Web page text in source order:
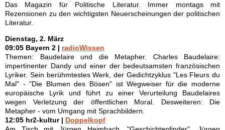
Das Magazin für Politische Literatur. Immer montags mit
Rezensionen zu den wichtigsten Neuerscheinungen der politischen
Literatur.
Dienstag, 2. März
09:05 Bayern 2 | radioWissen
Themen: Baudelaire und die Metapher. Charles Baudelaire:
impertinenter Dandy und einer der bedeutsamsten französischen
Lyriker. Sein berühmtestes Werk, der Gedichtzyklus "Les Fleurs du
Mal" - "Die Blumen des Bösen" ist Wegweiser für die moderne
europäische Lyrik und führt zu einer Verurteilung Baudelaires
wegen Verletzung der öffentlichen Moral. Desweiteren: Die
Metapher - vom Umgang mit Sprachbildern.
12:05 hr2-kultur | Doppelkopf